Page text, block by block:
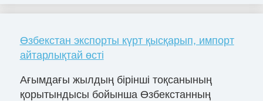
Өзбекстан экспорты күрт қысқарып, импорт
айтарлықтай өсті
Ағымдағы жылдың бірінші тоқсанының
қорытындысы бойынша Өзбекстанның